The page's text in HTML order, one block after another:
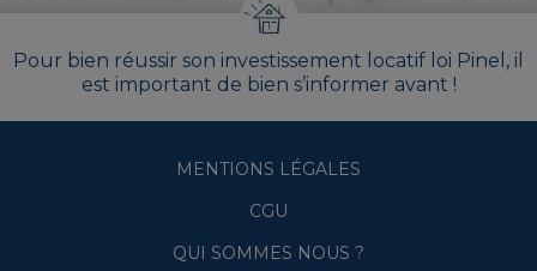
Pour bien réussir son investissement locatif loi Pinel, il
est important de bien s’informer avant !
MENTIONS LÉGALES
CGU
QUI SOMMES NOUS ?